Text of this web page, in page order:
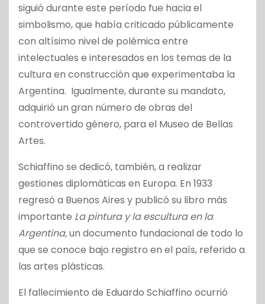
siguió durante este período fue hacia el
simbolismo, que había criticado públicamente
con altísimo nivel de polémica entre
intelectuales e interesados en los temas de la
cultura en construcción que experimentaba la
Argentina. Igualmente, durante su mandato,
adquirió un gran número de obras del
controvertido género, para el Museo de Bellas
Artes.
Schiaffino se dedicó, también, a realizar
gestiones diplomáticas en Europa. En 1933
regresó a Buenos Aires y publicó su libro más
importante La pintura y la escultura en la
Argentina,un documento fundacional de todo lo
que se conoce bajo registro en el país, referido a
las artes plásticas.
El fallecimiento de Eduardo Schiaffino ocurrió